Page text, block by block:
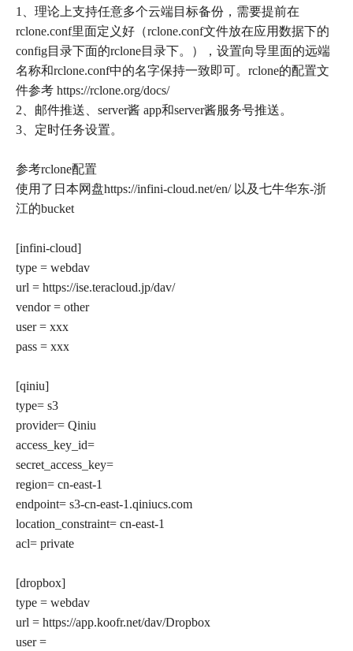
1、理论上支持任意多个云端目标备份，需要提前在
rclone.conf里面定义好（rclone.conf文件放在应用数据下的
config目录下面的rclone目录下。），设置向导里面的远端
名称和rclone.conf中的名字保持一致即可。rclone的配置文
件参考 https://rclone.org/docs/
2、邮件推送、server酱 app和server酱服务号推送。
3、定时任务设置。
参考rclone配置
使用了日本网盘https://infini-cloud.net/en/ 以及七牛华东-浙
江的bucket
[infini-cloud]
type = webdav
url = https://ise.teracloud.jp/dav/
vendor = other
user = xxx
pass = xxx
[qiniu]
type= s3
provider= Qiniu
access_key_id=
secret_access_key=
region= cn-east-1
endpoint= s3-cn-east-1.qiniucs.com
location_constraint= cn-east-1
acl= private
[dropbox]
type = webdav
url = https://app.koofr.net/dav/Dropbox
user =